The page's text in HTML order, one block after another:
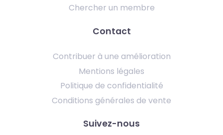
Chercher un membre
Contact
Contribuer à une amélioration
Mentions légales
Politique de confidentialité
Conditions générales de vente
Suivez-nous